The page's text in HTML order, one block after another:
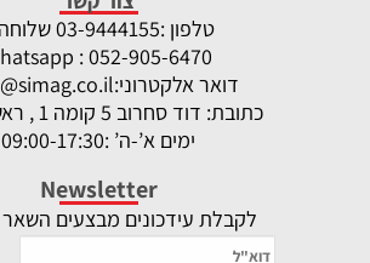
טלפון :
03-9444155 שלוחה 1
: 052-905-6470
דואר אלקטרוני:
כתובת: דוד סחרוב 5 קומה 1 , ראשון לציון
ימים א’-ה’ :09:00-17:30
Newsletter
לקבלת עידכונים מבצעים